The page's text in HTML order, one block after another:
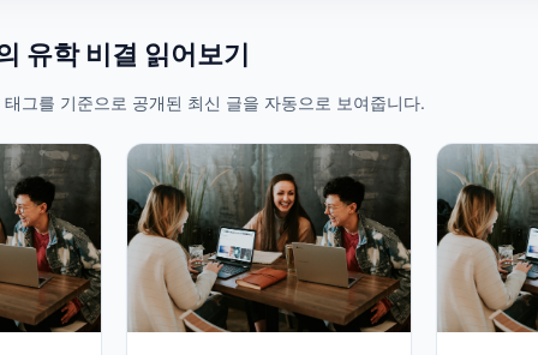
유학 비결 읽어보기
그를 기준으로 공개된 최신 글을 자동으로 보여줍니다.